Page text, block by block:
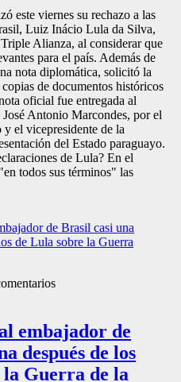
este viernes su rechazo a las
Luiz Inácio Lula da Silva,
Alianza, al considerar que
para el país. Además de
nota diplomática, solicitó la
de documentos históricos
oficial fue entregada al
Antonio Marcondes, por el
el vicepresidente de la
del Estado paraguayo.
de Lula? En el
todos sus términos" las
embajador de
después de los
la Guerra de la